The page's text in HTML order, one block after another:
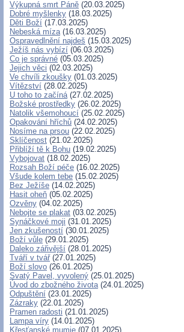
Výkupná smrt Páně (20.03.2025)
Dobré myšlenky (18.03.2025)
Děti Boží (17.03.2025)
Nebeská míza(16.03.2025)
Ospravedlnění najdeš (15.03.2025)
Ježíš nás vybízí (06.03.2025)
Co je správné (05.03.2025)
Jejich věci (02.03.2025)
Ve chvíli zkoušky (01.03.2025)
Vítězství (28.02.2025)
U toho to začíná(27.02.2025)
Božské prostředky (26.02.2025)
Natolik všemohoucí (25.02.2025)
Opakování hříchů (24.02.2025)
Nosíme na prsou (22.02.2025)
Sklíčenost (21.02.2025)
Přiblíží tě k Bohu (19.02.2025)
Vybojovat (18.02.2025)
Rozsah Boží péče (16.02.2025)
Všude kolem tebe (15.02.2025)
Bez Ježíše (14.02.2025)
Hasit oheň (05.02.2025)
Ozvěny (04.02.2025)
Nebojte se plakat (03.02.2025)
Synáčkové moji (31.01.2025)
Jen zkušeností (30.01.2025)
Boží vůle (29.01.2025)
Daleko zářivější (28.01.2025)
Tváří v tvář(27.01.2025)
Boží slovo (26.01.2025)
Svatý Pavel, vyvolený (25.01.2025)
Úvod do zbožného života(24.01.2025)
Odpuštění (23.01.2025)
Zázraky (22.01.2025)
Pramen radosti (21.01.2025)
Lampa víry (14.01.2025)
Křesťanské mumie (07.01.2025)